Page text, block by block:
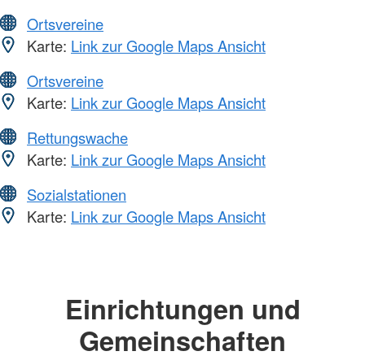
Ortsvereine
Karte: Link zur Google Maps Ansicht
Ortsvereine
Karte: Link zur Google Maps Ansicht
Rettungswache
Karte: Link zur Google Maps Ansicht
Sozialstationen
Karte: Link zur Google Maps Ansicht
Einrichtungen und
Gemeinschaften